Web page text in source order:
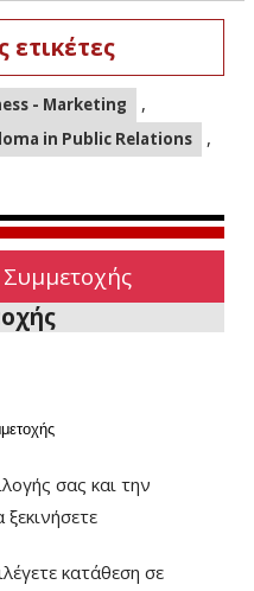
ετικέτες
- Marketing ,
in Public Relations ,
σας και την
κατάθεση σε